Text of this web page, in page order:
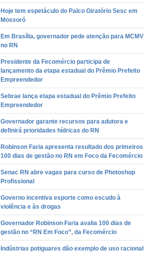
Hoje tem espetáculo do Palco Giratório Sesc em
Mossoró
Em Brasília, governador pede atenção para MCMV
no RN
Presidente da Fecomércio participa de
lançamento da etapa estadual do Prêmio Prefeito
Empreendedor
Sebrae lança etapa estadual do Prêmio Prefeito
Empreendedor
Governador garante recursos para adutora e
definirá prioridades hídricas do RN
Robinson Faria apresenta resultado dos primeiros
100 dias de gestão no RN em Foco da Fecomércio
Senac RN abre vagas para curso de Photoshop
Profissional
Governo incentiva esporte como escudo à
violência e às drogas
Governador Robinson Faria avalia 100 dias de
gestão no “RN Em Foco”, da Fecomércio
Indústrias potiguares dão exemplo de uso racional